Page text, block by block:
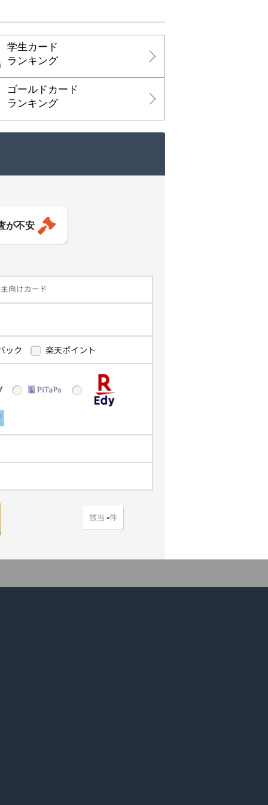
学生カード
ランキング
ゴールドカード
ランキング
が不安
向けカード
ック 楽天ポイント
該当 -件